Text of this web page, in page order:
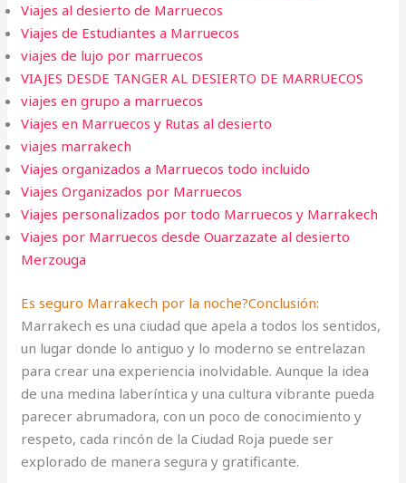
Viajes al desierto de Marruecos
Viajes de Estudiantes a Marruecos
viajes de lujo por marruecos
VIAJES DESDE TANGER AL DESIERTO DE MARRUECOS
viajes en grupo a marruecos
Viajes en Marruecos y Rutas al desierto
viajes marrakech
Viajes organizados a Marruecos todo incluido
Viajes Organizados por Marruecos
Viajes personalizados por todo Marruecos y Marrakech
Viajes por Marruecos desde Ouarzazate al desierto
Merzouga
Es seguro Marrakech por la noche?Conclusión:
Marrakech es una ciudad que apela a todos los sentidos,
un lugar donde lo antiguo y lo moderno se entrelazan
para crear una experiencia inolvidable. Aunque la idea
de una medina laberíntica y una cultura vibrante pueda
parecer abrumadora, con un poco de conocimiento y
respeto, cada rincón de la Ciudad Roja puede ser
explorado de manera segura y gratificante.